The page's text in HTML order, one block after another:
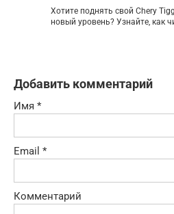
Хотите поднять свой Chery
новый уровень? Узнайте, как
Добавить комментарий
Имя *
Email *
Комментарий